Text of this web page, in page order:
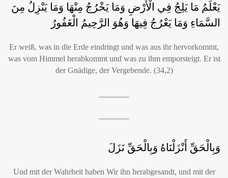
يَعْلَمُ مَا يَلِجُ فِي الْأَرْضِ وَمَا يَخْرُجُ مِنْهَا وَمَا يَنْزِلُ مِنَ
السَّمَاءِ وَمَا يَعْرُجُ فِيهَا وَهُوَ الرَّحِيمُ الْغَفُورُ
Er weiß, was in die Erde eindringt und was aus ihr hervorkommt,
was vom Himmel herabkommt und was zu ihm emporsteigt. Er ist
der Gnädige, der Vergebende. (34,2)
وَبِالْحَقِّ أَنْزَلْنَاهُ وَبِالْحَقِّ نَزَلَ
Und mit der Wahrheit haben Wir ihn herabgesandt, und mit der